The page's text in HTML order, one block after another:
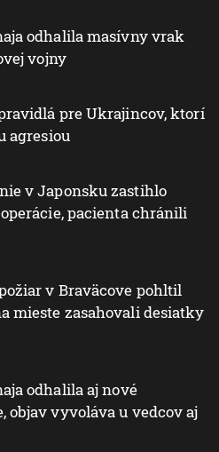
odhalila masívny vrak
vojny
pre Ukrajincov, ktorí
agresiou
v Japonsku zastihlo
pacienta chránili
v Braväcove pohltil
mieste zasahovali desiatky
odhalila aj nové
objav vyvoláva u vedcov aj